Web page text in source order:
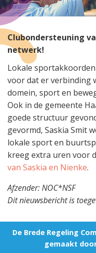
Clubondersteuning
netwerk!
Lokale
voor dat er verbinding
domein, sport en
Ook in de gemeente
goede structuur
gevormd, Saskia Smit
lokale sport en
kreeg extra uren voor
van Saskia en Nienke.
Afzender: NOC*NSF
Dit nieuwsbericht is
De Brede Regeling
gemaakt